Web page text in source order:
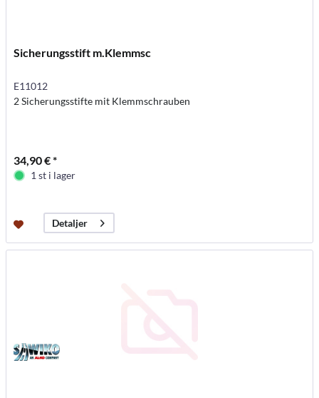
Sicherungsstift m.Klemmsc
E11012
2 Sicherungsstifte mit Klemmschrauben
34,90 € *
1 st i lager
Detaljer